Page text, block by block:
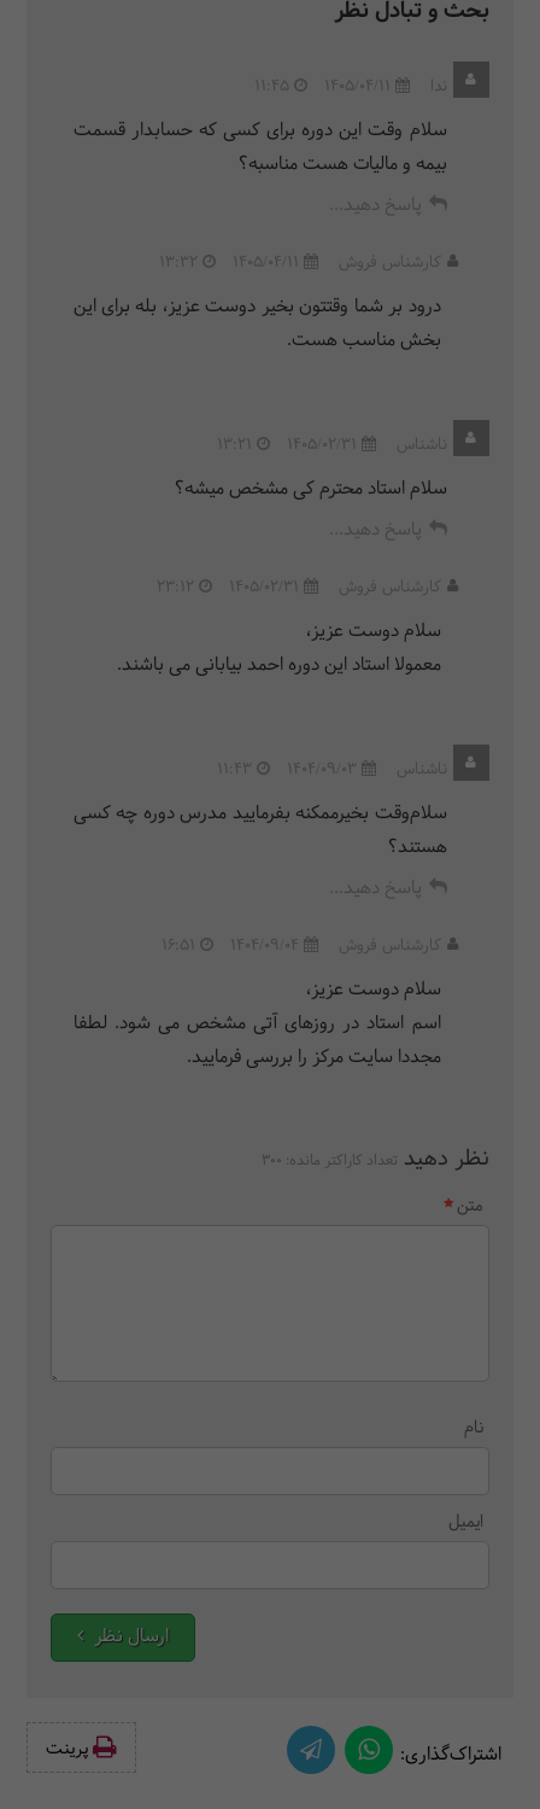
بحث و تبادل نظر
ندا 1405/04/11
11:45
سلام وقت این دوره برای کسی که حسابدار قسمت
بیمه و مالیات هست مناسبه؟
پاسخ دهید...
کارشناس فروش 1405/04/11
13:32
درود بر شما وقتتون بخیر دوست عزیز، بله برای این
بخش مناسب هست.
ناشناس 1405/02/31
13:21
سلام استاد محترم کی مشخص میشه؟
پاسخ دهید...
کارشناس فروش 1405/02/31
23:12
سلام دوست عزیز،
معمولا استاد این دوره احمد بیابانی می باشند.
ناشناس 1404/09/03
11:43
سلام‌وقت بخیرممکنه بفرمایید مدرس دوره چه کسی
هستند؟
پاسخ دهید...
کارشناس فروش 1404/09/04
16:51
سلام دوست عزیز،
اسم استاد در روزهای آتی مشخص می شود. لطفا
مجددا سایت مرکز را بررسی فرمایید.
نظر دهید تعداد کاراکتر مانده: 300
متن
نام
ایمیل
ارسال نظر
اشتراک‌گذاری: پرینت‌